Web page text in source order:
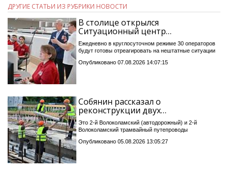
ДРУГИЕ СТАТЬИ ИЗ РУБРИКИ НОВОСТИ
В столице открылся
Ситуационный центр…
Ежедневно в круглосуточном режиме 30 операторов
будут готовы отреагировать на нештатные ситуации
Опубликовано 07.08.2026 14:07:15
Собянин рассказал о
реконструкции двух…
Это 2-й Волоколамский (автодорожный) и 2-й
Волоколамский трамвайный путепроводы
Опубликовано 05.08.2026 13:05:27